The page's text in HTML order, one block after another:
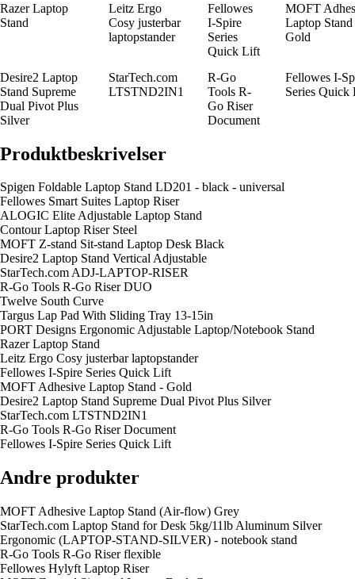
Razer Laptop
Stand
Leitz Ergo
Cosy justerbar
laptopstander
Fellowes
I-Spire
Series
Quick Lift
MOFT
Laptop Stand
Gold
Desire2 Laptop
Stand Supreme
Dual Pivot Plus
Silver
StarTech.com
LTSTND2IN1
R-Go
Tools R-
Go Riser
Document
Fellowes I-
Series Quick
Produktbeskrivelser
Spigen Foldable Laptop Stand LD201 - black - universal
Fellowes Smart Suites Laptop Riser
ALOGIC Elite Adjustable Laptop Stand
Contour Laptop Riser Steel
MOFT Z-stand Sit-stand Laptop Desk Black
Desire2 Laptop Stand Vertical Adjustable
StarTech.com ADJ-LAPTOP-RISER
R-Go Tools R-Go Riser DUO
Twelve South Curve
Targus Lap Pad With Sliding Tray 13-15in
PORT Designs Ergonomic Adjustable Laptop/Notebook Stand
Razer Laptop Stand
Leitz Ergo Cosy justerbar laptopstander
Fellowes I-Spire Series Quick Lift
MOFT Adhesive Laptop Stand - Gold
Desire2 Laptop Stand Supreme Dual Pivot Plus Silver
StarTech.com LTSTND2IN1
R-Go Tools R-Go Riser Document
Fellowes I-Spire Series Quick Lift
Andre produkter
MOFT Adhesive Laptop Stand (Air-flow) Grey
StarTech.com Laptop Stand for Desk 5kg/11lb Aluminum Silver
Ergonomic (LAPTOP-STAND-SILVER) - notebook stand
R-Go Tools R-Go Riser flexible
Fellowes Hylyft Laptop Riser